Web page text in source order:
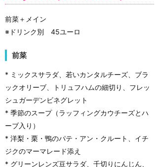
前菜＋メイン
※ドリンク別 45ユーロ
前菜
* ミックスサラダ、若いカンタルチーズ、ブラ
ックオリーブ、トリュフハムの細切り、フレッ
シュガーデンビネグレット
* 季節のスープ（ラッフィングカウチーズとハ
ーブ入り）
* 洋梨・栗・鴨のパテ・アン・クルート、イチ
ジクのマーマレード添え
* グリーンレンズ豆サラダ、千切りにんじん、